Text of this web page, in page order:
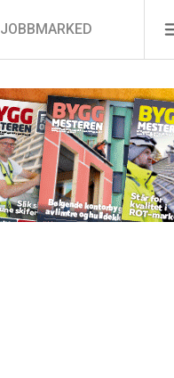
JOBBMARKED